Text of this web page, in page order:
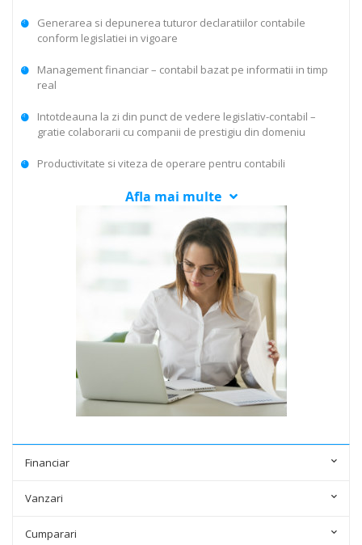
Generarea si depunerea tuturor declaratiilor contabile
conform legislatiei in vigoare
Management financiar – contabil bazat pe informatii in timp
real
Intotdeauna la zi din punct de vedere legislativ-contabil –
gratie colaborarii cu companii de prestigiu din domeniu
Productivitate si viteza de operare pentru contabili
Afla mai multe
Financiar
Vanzari
Cumparari